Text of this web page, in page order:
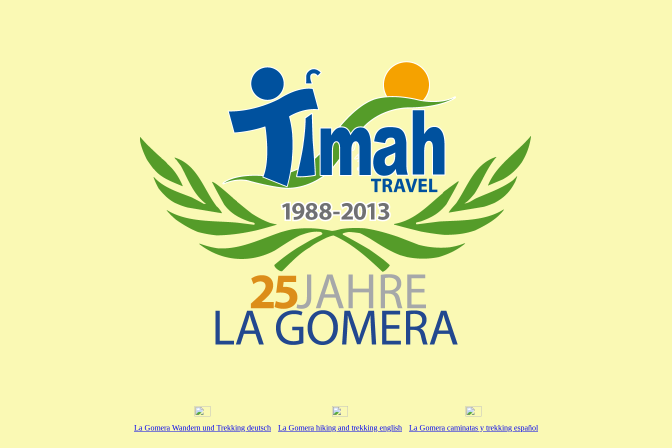
La Gomera Wandern und Trekking deutsch La Gomera hiking and trekking english La Gomera caminatas y trekking español